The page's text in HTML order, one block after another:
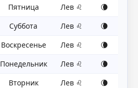
Пятница Лев ♌
🌘
Суббота Лев ♌
🌘
Воскресенье Лев ♌
🌘
Понедельник Лев ♌
🌘
Вторник Лев ♌
🌘